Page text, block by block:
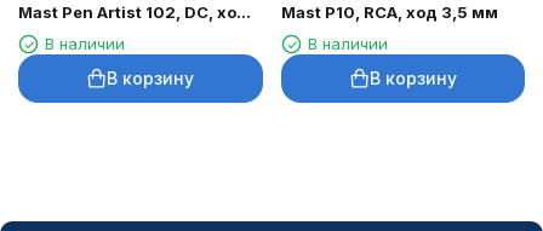
Mast Pen Artist 102, DC, ход
3,5 ммВ наличии
В корзину
Mast P10, RCA, ход 3,5 мм
В наличии
В корзину